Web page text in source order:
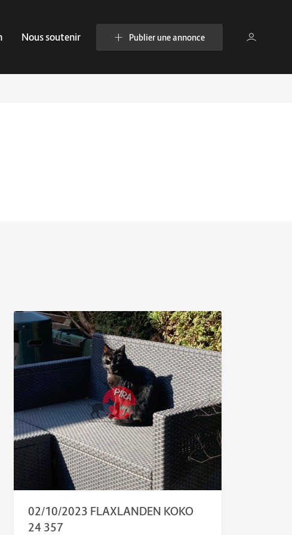
Nous soutenir Publier une annonce
02/10/2023 FLAXLANDEN KOKO
24 357